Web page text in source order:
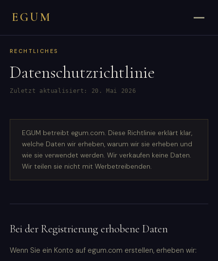
EGUM
RECHTLICHES
Datenschutzrichtlinie
Zuletzt aktualisiert: 20. Mai 2026
EGUM betreibt egum.com. Diese Richtlinie erklärt klar,
welche Daten wir erheben, warum wir sie erheben und
wie sie verwendet werden. Wir verkaufen keine Daten.
Wir teilen sie nicht mit Werbetreibenden.
Bei der Registrierung erhobene Daten
Wenn Sie ein Konto auf egum.com erstellen, erheben wir: